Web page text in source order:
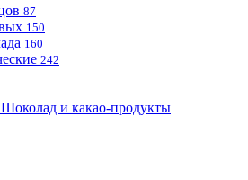
87
150
160
242
Шоколад и какао-продукты